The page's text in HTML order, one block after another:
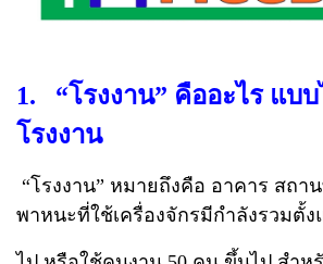
1. “โรงงาน” คืออะไร แบ
โรงงาน
“โรงงาน” หมายถึงคือ อาคาร สถา
พาหนะที่ใช้เครื่องจักรมีกำลังรวมตั้